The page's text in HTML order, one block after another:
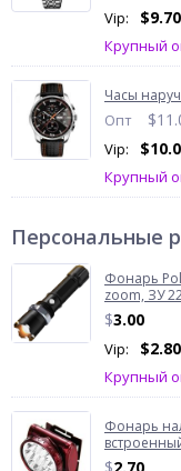
Vip: $9.70
Крупный
Часы
Опт $
Vip: $
Крупный
Персональные
Фонарь
zoom, ЗУ
$3.00
Vip: $2.80
Крупный
Фонарь